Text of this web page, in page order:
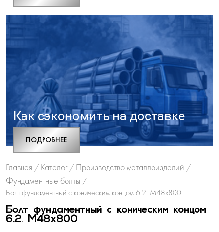
Как сэкономить на доставке
ПОДРОБНЕЕ
Главная / Каталог / Производство металлоизделий /
Фундаментные болты /
Болт фундаментный с коническим концом 6.2. М48х800
Болт фундаментный с коническим концом
6.2. М48х800